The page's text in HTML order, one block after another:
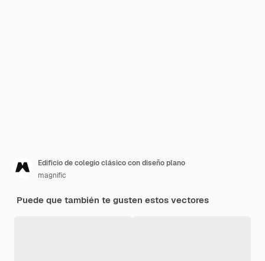
Edificio de colegio clásico con diseño plano
magnific
Puede que también te gusten estos vectores